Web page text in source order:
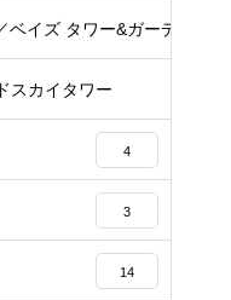
イズ タワー&ガーデン
スカイタワー
4
3
14